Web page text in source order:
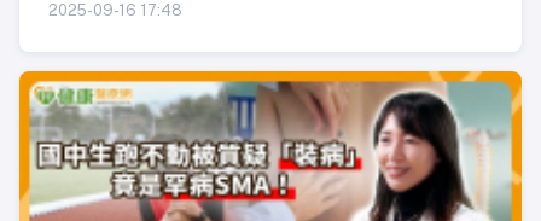
2025-09-16 17:48